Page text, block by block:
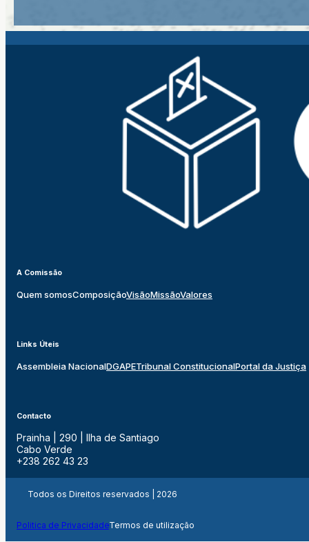
A Comissão
Quem somosComposiçãoVisãoMissãoValores
Links Úteis
Assembleia NacionalDGAPETribunal ConstitucionalPortal da Justiça
Contacto
Prainha | 290 | Ilha de Santiago
Cabo Verde
+238 262 43 23
Todos os Direitos reservados | 2026
Politica de PrivacidadeTermos de utilização